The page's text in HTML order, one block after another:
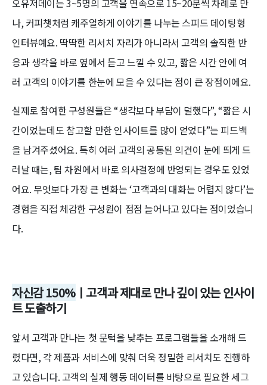
오유저데이는 3~5명의 고객을 연속으로 15~20분씩 차례로 만
나, 커피챗처럼 캐주얼하게 이야기를 나누는 스피드 데이팅형
인터뷰예요. 딱딱한 리서치 자리가 아니라서 고객의 솔직한 반
응과 생각을 바로 옆에서 듣고 느낄 수 있고, 짧은 시간 안에 여
러 고객의 이야기를 한눈에 모을 수 있다는 점이 큰 장점이에요.
실제로 참여한 구성원들은 “생각보다 부담이 덜했다”, “짧은 시
간이었는데도 참고할 만한 인사이트를 많이 얻었다”는 피드백
을 남겨주셨어요. 특히 여러 고객의 공통된 의견이 눈에 띄게 드
러날 때는, 팀 차원에서 바로 의사결정에 반영되는 경우도 있었
어요. 무엇보다 가장 큰 변화는 ‘고객과의 대화는 어렵지 않다’는
경험을 직접 체감한 구성원이 점점 늘어나고 있다는 점이었습니
다.
자신감 150%ㅣ고객과 제대로 만나 깊이 있는 인사이
트 도출하기
앞서 고객과 만나는 첫 문턱을 낮추는 프로그램들을 소개해 드
렸다면, 각 제품과 서비스에 맞춰 더욱 정밀한 리서치도 진행하
고 있습니다. 고객의 실제 행동 데이터를 바탕으로 필요한 세그